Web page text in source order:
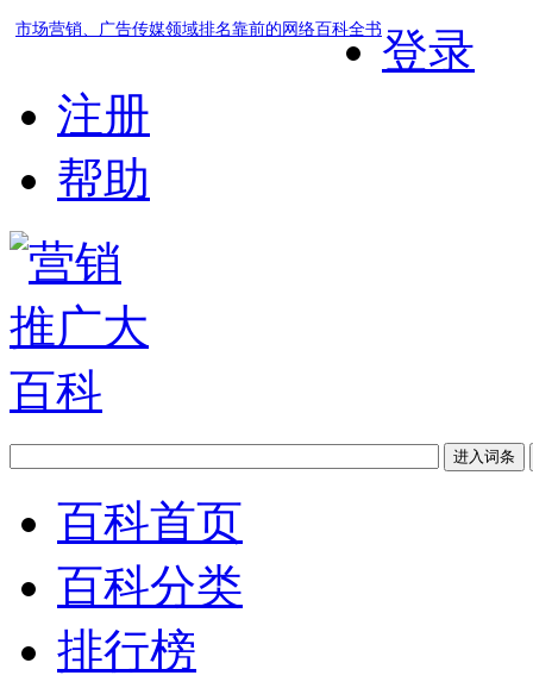
市场营销、广告传媒领域排名靠前的网络百科全书登录
注册
帮助
百科首页
百科分类
排行榜